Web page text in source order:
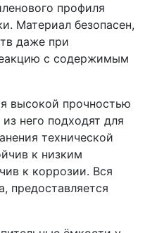
профиля
Материал безопасен,
даже при
с содержимым
высокой прочностью
него подходят для
технической
к низким
к коррозии. Вся
предоставляется